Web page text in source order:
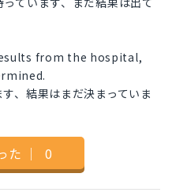
from the hospital,
、結果はまだ決まっていま
た ｜ 0